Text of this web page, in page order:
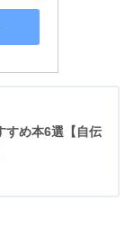
すめ本6選【自伝